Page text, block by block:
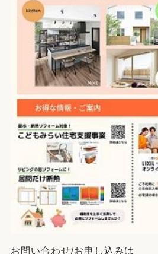
お問い合わせ/お申し込みは